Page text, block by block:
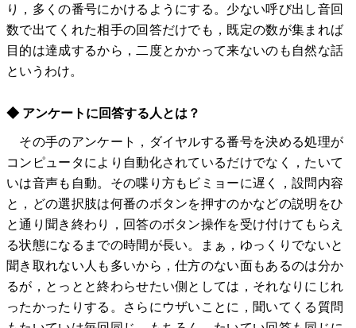
り，多くの番号にかけるようにする。少ない呼び出し音回
数で出てくれた相手の回答だけでも，既定の数が集まれば
目的は達成するから，二度とかかって来ないのも自然な話
というわけ。
◆ アンケートに回答する人とは？
その手のアンケート，ダイヤルする番号を決める処理が
コンピュータにより自動化されているだけでなく，たいて
いは音声も自動。その喋り方もビミョーに遅く，設問内容
と，どの選択肢は何番のボタンを押すのかなどの説明をひ
と通り聞き終わり，回答のボタン操作を受け付けてもらえ
る状態になるまでの時間が長い。まぁ，ゆっくりでないと
聞き取れない人も多いから，仕方のない面もあるのは分か
るが，とっとと終わらせたい側としては，それなりにじれ
ったかったりする。さらにウザいことに，聞いてくる質問